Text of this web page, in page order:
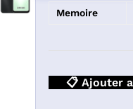
: SAMSUNG
Agrandir l’image :
Memoire
📋 Ajouter